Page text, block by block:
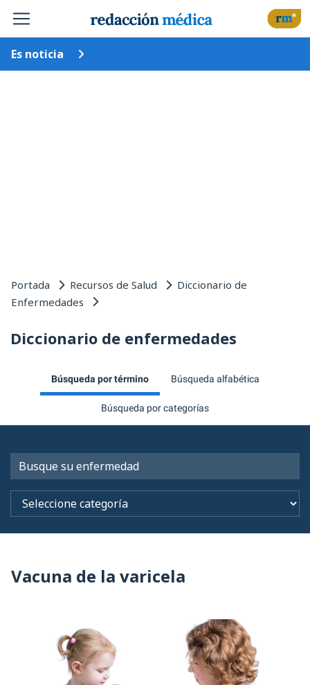
Es noticia
Portada Recursos de Salud Diccionario de
Enfermedades
Diccionario de enfermedades
Búsqueda por término Búsqueda alfabética
Búsqueda por categorías
Vacuna de la varicela